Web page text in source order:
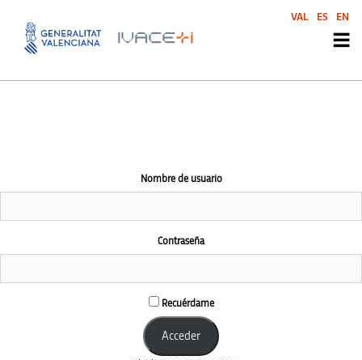
Nombre de usuario
Contraseña
Recuérdame
VAL ES EN